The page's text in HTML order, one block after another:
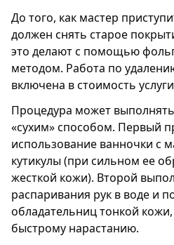
До того, как мастер
должен снять старое
это делают с помощью
методом. Работа по
включена в стоимость
Процедура может
«сухим» способом. Первый
использование ванночки с
кутикулы (при сильном ее
жесткой кожи). Второй
распаривания рук в воде и
обладательниц тонкой
быстрому нарастанию.